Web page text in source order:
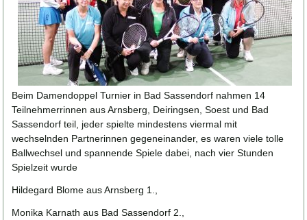
Beim Damendoppel Turnier in Bad Sassendorf nahmen 14
Teilnehmerrinnen aus Arnsberg, Deiringsen, Soest und Bad
Sassendorf teil, jeder spielte mindestens viermal mit
wechselnden Partnerinnen gegeneinander, es waren viele tolle
Ballwechsel und spannende Spiele dabei, nach vier Stunden
Spielzeit wurde
Hildegard Blome aus Arnsberg 1.,
Monika Karnath aus Bad Sassendorf 2.,